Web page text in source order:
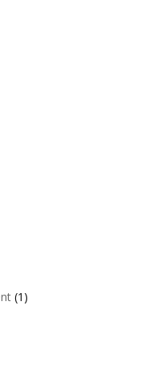
(1)